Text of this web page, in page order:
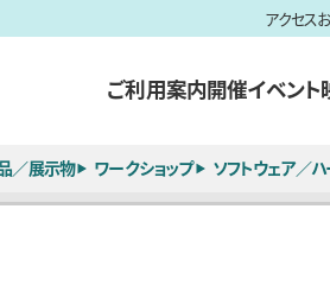
アクセス
ご利用案内開催イベント
／展示物 ワークショップ ソフトウェア／